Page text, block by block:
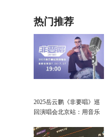
热门推荐
2025岳云鹏《非要唱》巡
回演唱会北京站：用音乐